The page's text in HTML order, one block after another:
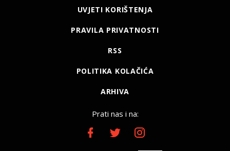
UVJETI KORIŠTENJA
PRAVILA PRIVATNOSTI
RSS
POLITIKA KOLAČIĆA
ARHIVA
Prati nas i na: